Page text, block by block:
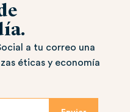
a tu correo una
éticas y economía